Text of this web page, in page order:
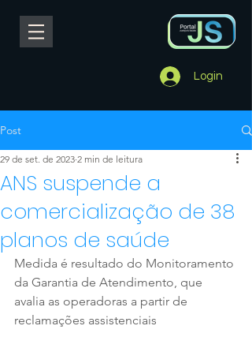
Login
Post
ANS suspende a
comercialização de 38
planos de saúde
29 de set. de 2023 2 min de leitura
Medida é resultado do Monitoramento
da Garantia de Atendimento, que
avalia as operadoras a partir de
reclamações assistenciais